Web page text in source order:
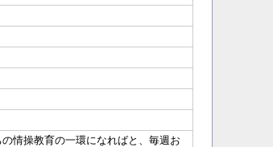
情操教育の一環になればと、毎週お